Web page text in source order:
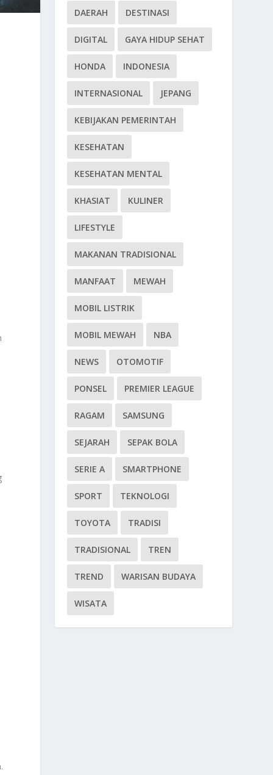
DAERAH DESTINASI
DIGITAL GAYA HIDUP SEHAT
HONDA INDONESIA
INTERNASIONAL JEPANG
KEBIJAKAN PEMERINTAH
KESEHATAN
KESEHATAN MENTAL
KHASIAT KULINER
LIFESTYLE
MAKANAN TRADISIONAL
MANFAAT MEWAH
MOBIL LISTRIK
MOBIL MEWAH NBA
NEWS OTOMOTIF
PONSEL PREMIER LEAGUE
RAGAM SAMSUNG
SEJARAH SEPAK BOLA
SERIE A SMARTPHONE
SPORT TEKNOLOGI
TOYOTA TRADISI
TRADISIONAL TREN
TREND WARISAN BUDAYA
WISATA